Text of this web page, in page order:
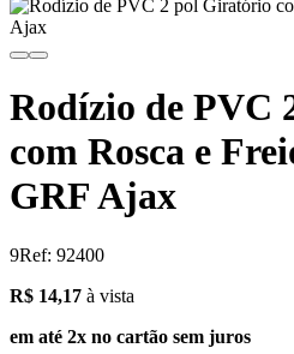
Rodízio de PVC
com Rosca e
GRF Ajax
9Ref: 92400
14.17
R$ 14,17 à vista
em até 2x no cartão sem juros